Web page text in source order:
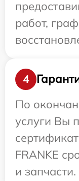
работ,
4
По
услуги Вы
FRANKE
и запчасти.